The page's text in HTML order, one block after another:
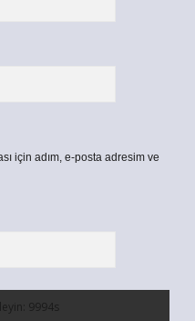
için adım, e-posta adresim ve